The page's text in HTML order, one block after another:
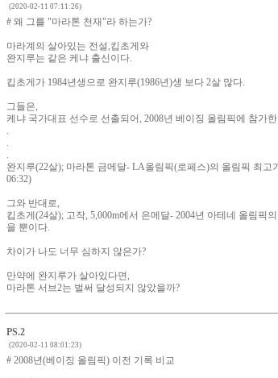
(2020-02-11 07:11:26)
# 왜 그를 "마라톤 천재"라 하는가?
마라계의 살아있는 전설,킵초게와
완지루는 같은 케냐 출신이다.
킵초게가 1984년생으로 완지루(1986년)생 보다 2살 많다.
그들은,
케냐 국가대표 선수로 선출되어, 2008년 베이징 올림픽에 참가
.
.
.
완지루(22살); 마라톤 금메달- LA올림픽(로페스)의 올림픽 최고
06:32)
그와 반대로,
킵초게(24살); 고작, 5,000m에서 은메달- 2004년 아테네 올림픽
을 뿐이다.
차이가 나도 너무 심하지 않은가?
만약에 완지루가 살아있다면,
마라톤 서브2는 벌써 달성되지 않았을까?
PS.2
(2020-02-11 08:01:23)
# 2008년(베이징 올림픽) 이전 기록 비교